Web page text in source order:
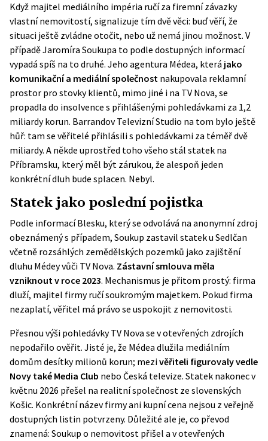
Když majitel mediálního impéria ručí za firemní závazky
vlastní nemovitostí, signalizuje tím dvě věci: buď věří, že
situaci ještě zvládne otočit, nebo už nemá jinou možnost. V
případě Jaromíra Soukupa to podle dostupných informací
vypadá spíš na to druhé. Jeho agentura Médea, která jako
komunikační a mediální společnost nakupovala reklamní
prostor pro stovky klientů, mimo jiné i na TV Nova, se
propadla do insolvence s přihlášenými pohledávkami za 1,2
miliardy korun. Barrandov Televizní Studio na tom bylo ještě
hůř: tam se věřitelé přihlásili s pohledávkami za téměř dvě
miliardy. A někde uprostřed toho všeho stál statek na
Příbramsku, který měl být zárukou, že alespoň jeden
konkrétní dluh bude splacen. Nebyl.
Statek jako poslední pojistka
Podle informacíBlesku, který se odvolává na anonymní zdroj
obeznámený s případem, Soukup zastavil statek u Sedlčan
včetně rozsáhlých zemědělských pozemků jako zajištění
dluhu Médey vůči TV Nova. Zástavní smlouva měla
vzniknout v roce 2023. Mechanismus je přitom prostý: firma
dluží, majitel firmy ručí soukromým majetkem. Pokud firma
nezaplatí, věřitel má právo se uspokojit z nemovitosti.
Přesnou výši pohledávky TV Nova se v otevřených zdrojích
nepodařilo ověřit. Jisté je, že Médea dlužila mediálním
domům desítky milionů korun; mezivěřiteli figurovaly vedle
Novy také Media Club nebo Česká televize. Statek nakonec v
květnu 2026 přešel na realitní společnost ze slovenských
Košic. Konkrétní název firmy ani kupní cena nejsou z veřejně
dostupných listin potvrzeny. Důležité ale je, co převod
znamená: Soukup o nemovitost přišel a v otevřených